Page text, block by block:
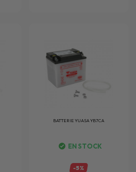
BATTERIE YUASA YB7CA
EN STOCK
-5%